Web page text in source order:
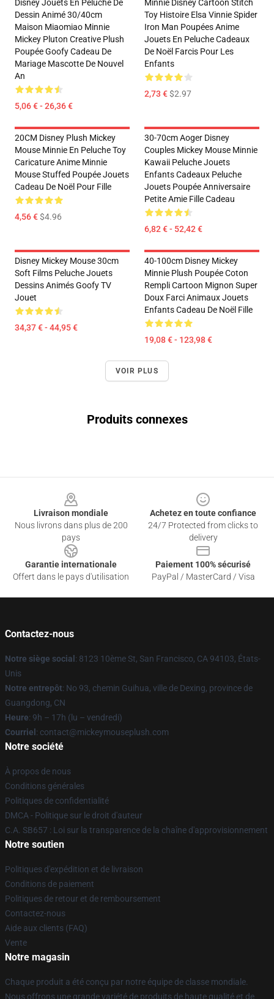
Disney Jouets En Peluche De
Dessin Animé 30/40cm
Maison Miaomiao Minnie
Mickey Pluton Creative Plush
Poupée Goofy Cadeau De
Mariage Mascotte De Nouvel
An
5,06 € - 26,36 €
Minnie Disney Cartoon Stitch
Toy Histoire Elsa Vinnie Spider
Iron Man Poupées Anime
Jouets En Peluche Cadeaux
De Noël Farcis Pour Les
Enfants
2,73 €$2.97
20CM Disney Plush Mickey
Mouse Minnie En Peluche Toy
Caricature Anime Minnie
Mouse Stuffed Poupée Jouets
Cadeau De Noël Pour Fille
4,56 €$4.96
30-70cm Aoger Disney
Couples Mickey Mouse Minnie
Kawaii Peluche Jouets
Enfants Cadeaux Peluche
Jouets Poupée Anniversaire
Petite Amie Fille Cadeau
6,82 € - 52,42 €
Disney Mickey Mouse 30cm
Soft Films Peluche Jouets
Dessins Animés Goofy TV
Jouet
34,37 € - 44,95 €
40-100cm Disney Mickey
Minnie Plush Poupée Coton
Rempli Cartoon Mignon Super
Doux Farci Animaux Jouets
Enfants Cadeau De Noël Fille
19,08 € - 123,98 €
VOIR PLUS
Produits connexes
Livraison mondiale
Nous livrons dans plus de 200
pays
Achetez en toute confiance
24/7 Protected from clicks to
delivery
Garantie internationale
Offert dans le pays d'utilisation
Paiement 100% sécurisé
PayPal / MasterCard / Visa
Contactez-nous
Notre siège social : 8123 10ème St, San Francisco, CA 94103, États-
Unis
Notre entrepôt: No 93, chemin Guihua, ville de Dexing, province de
Guangdong, CN
Heure: 9h – 17h (lu – vendredi)
Courriel : contact@mickeymouseplush.com
Notre société
À propos de nous
Conditions générales
Politiques de confidentialité
DMCA - Politique sur le droit d'auteur
C.A. SB657 : Loi sur la transparence de la chaîne d'approvisionnement
Notre soutien
Politiques d'expédition et de livraison
Conditions de paiement
Politiques de retour et de remboursement
Contactez-nous
Aide aux clients (FAQ)
Vente
Notre magasin
Chaque produit a été conçu par notre équipe de classe mondiale.
Nous offrons une grande variété de produits de haute qualité et de